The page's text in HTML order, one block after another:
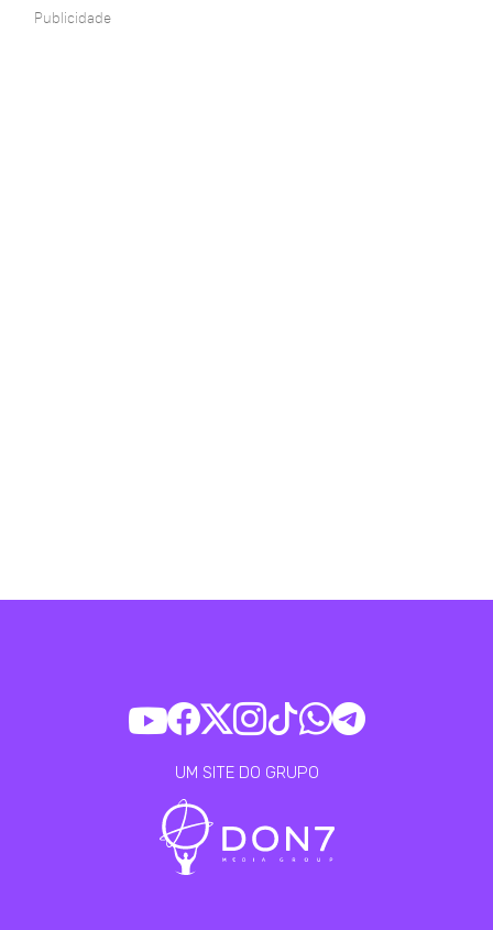
Publicidade
UM SITE DO GRUPO